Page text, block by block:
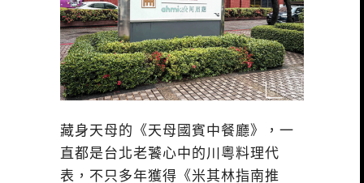
藏身天母的《天母國賓中餐廳》，一
直都是台北老饕心中的川粵料理代
表，不只多年獲得《米其林指南推